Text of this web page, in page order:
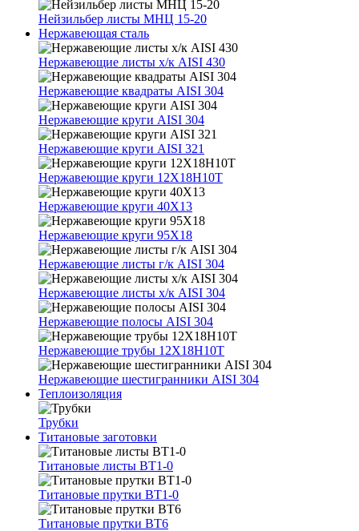
Нейзильбер листы МНЦ 15-20
Нержавеющая сталь
Нержавеющие листы х/к AISI 430
Нержавеющие квадраты AISI 304
Нержавеющие круги AISI 304
Нержавеющие круги AISI 321
Нержавеющие круги 12Х18Н10Т
Нержавеющие круги 40Х13
Нержавеющие круги 95Х18
Нержавеющие листы г/к AISI 304
Нержавеющие листы х/к AISI 304
Нержавеющие полосы AISI 304
Нержавеющие трубы 12Х18Н10Т
Нержавеющие шестигранники AISI 304
Теплоизоляция
Трубки
Титановые заготовки
Титановые листы ВТ1-0
Титановые прутки ВТ1-0
Титановые прутки ВТ6